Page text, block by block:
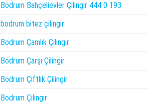
Bodrum Bahçelievler Çilingir 444 0 193
bodrum bitez çilingir
Bodrum Çamlık Çilingir
Bodrum Çarşı Çilingir
Bodrum Çiftlik Çilingir
Bodrum Çilingir